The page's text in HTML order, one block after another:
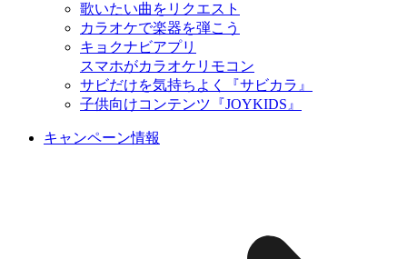
歌いたい曲をリクエスト
カラオケで楽器を弾こう
キョクナビアプリ
スマホがカラオケリモコン
サビだけを気持ちよく『サビカラ』
子供向けコンテンツ『JOYKIDS』
キャンペーン情報